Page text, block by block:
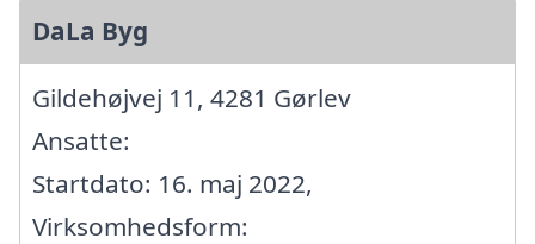
DaLa Byg
Gildehøjvej 11, 4281 Gørlev
Ansatte:
Startdato: 16. maj 2022,
Virksomhedsform: